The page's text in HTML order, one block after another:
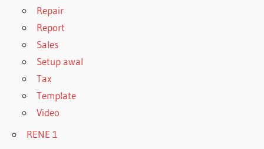
Repair
Report
Sales
Setup awal
Tax
Template
Video
RENE 1